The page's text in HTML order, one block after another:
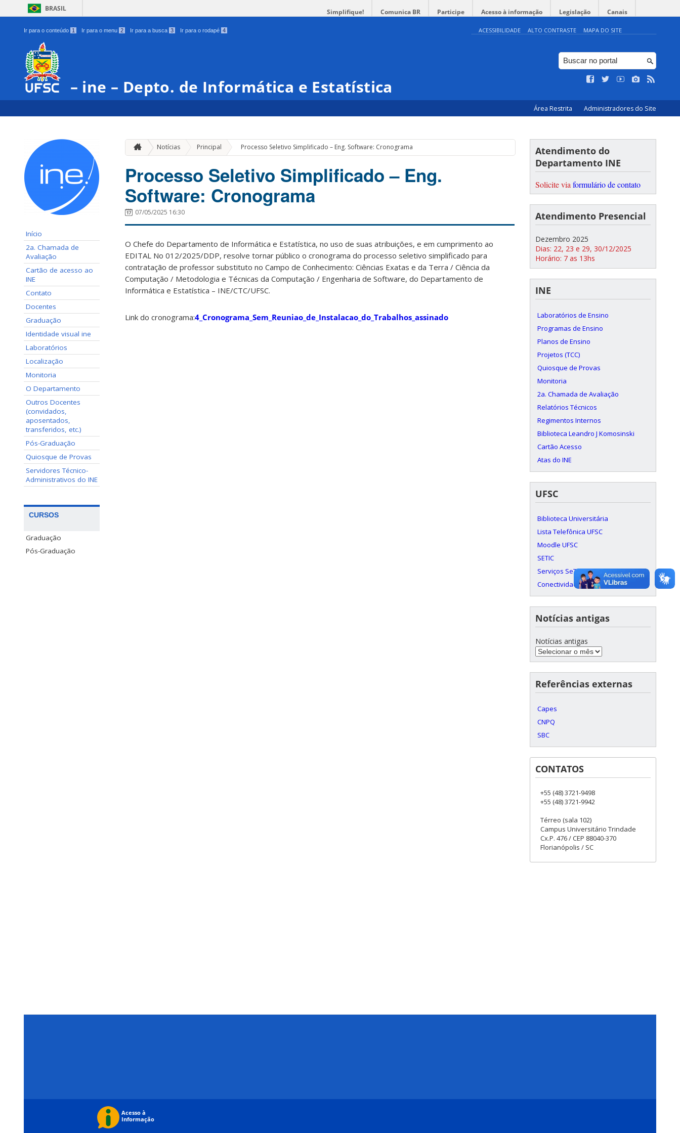
BRASIL Simplifique! Comunica BR Participe Acesso à informação Legislação Canais
Ir para o conteúdo 1 Ir para o menu 2 Ir para a busca 3 Ir para o rodapé 4 ACESSIBILIDADE ALTO CONTRASTE MAPA DO SITE
– ine – Depto. de Informática e Estatística
Área Restrita Administradores do Site
Início
2a. Chamada de
Avaliação
Cartão de acesso ao
INE
Contato
Docentes
Graduação
Identidade visual ine
Laboratórios
Localização
Monitoria
O Departamento
Outros Docentes
(convidados,
aposentados,
transferidos, etc.)
Pós-Graduação
Quiosque de Provas
Servidores Técnico-
Administrativos do INE
CURSOS
Graduação
Pós-Graduação
Notícias Principal » Processo Seletivo Simplificado – Eng. Software: Cronograma
Processo Seletivo Simplificado – Eng.
Software: Cronograma
07/05/2025 16:30
O Chefe do Departamento de Informática e Estatística, no uso de suas atribuições, e em cumprimento ao
EDITAL No 012/2025/DDP, resolve tornar público o cronograma do processo seletivo simplificado para
contratação de professor substituto no Campo de Conhecimento: Ciências Exatas e da Terra / Ciência da
Computação / Metodologia e Técnicas da Computação / Engenharia de Software, do Departamento de
Informática e Estatística – INE/CTC/UFSC.
Link do cronograma:4_Cronograma_Sem_Reuniao_de_Instalacao_do_Trabalhos_assinado
Atendimento do
Departamento INE
Solicite via formulário de contato
Atendimento Presencial
Dezembro 2025
Dias: 22, 23 e 29, 30/12/2025
Horário: 7 as 13hs
INE
Laboratórios de Ensino
Programas de Ensino
Planos de Ensino
Projetos (TCC)
Quiosque de Provas
Monitoria
2a. Chamada de Avaliação
Relatórios Técnicos
Regimentos Internos
Biblioteca Leandro J Komosinski
Cartão Acesso
Atas do INE
UFSC
Biblioteca Universitária
Lista Telefônica UFSC
Moodle UFSC
SETIC
Serviços SeTIC
Conectividade c/ RNP
Notícias antigas
Notícias antigas
Referências externas
Capes
CNPQ
SBC
CONTATOS
+55 (48) 3721-9498
+55 (48) 3721-9942
Térreo (sala 102)
Campus Universitário Trindade
Cx.P. 476 / CEP 88040-370
Florianópolis / SC